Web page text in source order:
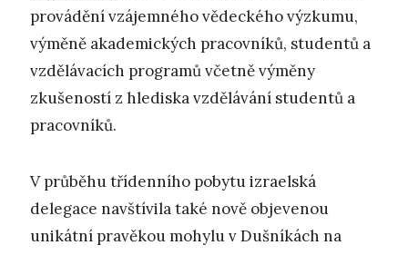
provádění vzájemného vědeckého výzkumu,
výměně akademických pracovníků, studentů a
vzdělávacích programů včetně výměny
zkušeností z hlediska vzdělávání studentů a
pracovníků.
V průběhu třídenního pobytu izraelská
delegace navštívila také nově objevenou
unikátní pravěkou mohylu v Dušníkách na